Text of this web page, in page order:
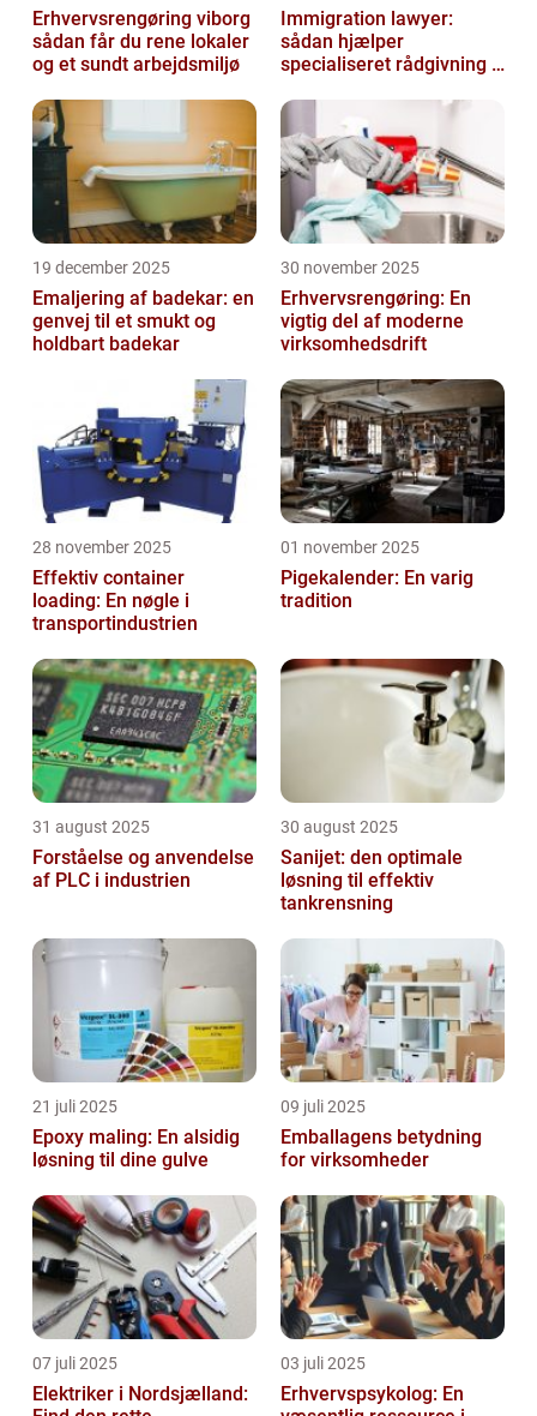
Erhvervsrengøring viborg
sådan får du rene lokaler
og et sundt arbejdsmiljø
Immigration lawyer:
sådan hjælper
specialiseret rådgivning i
19 december 2025
Emaljering af badekar: en
genvej til et smukt og
holdbart badekar
30 november 2025
Erhvervsrengøring: En
vigtig del af moderne
virksomhedsdrift
28 november 2025
Effektiv container
loading: En nøgle i
transportindustrien
01 november 2025
Pigekalender: En varig
tradition
31 august 2025
Forståelse og anvendelse
af PLC i industrien
30 august 2025
Sanijet: den optimale
løsning til effektiv
tankrensning
21 juli 2025
Epoxy maling: En alsidig
løsning til dine gulve
09 juli 2025
Emballagens betydning
for virksomheder
07 juli 2025
Elektriker i Nordsjælland:
03 juli 2025
Erhvervspsykolog: En